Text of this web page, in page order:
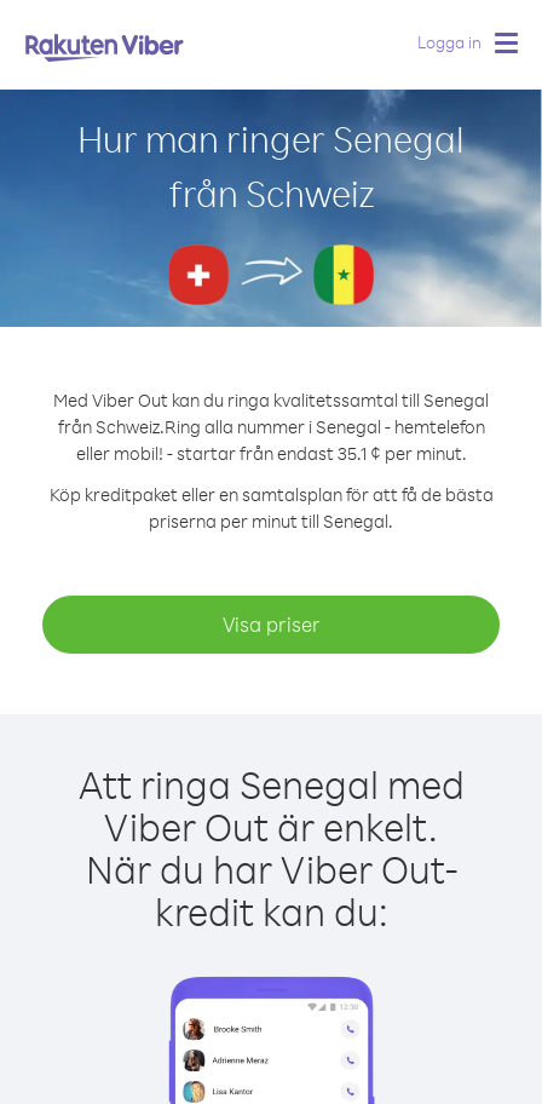
Logga in
Hur man ringer Senegal
från Schweiz
Med Viber Out kan du ringa kvalitetssamtal till Senegal
från Schweiz.Ring alla nummer i Senegal - hemtelefon
eller mobil! - startar från endast 35.1 ¢ per minut.
Köp kreditpaket eller en samtalsplan för att få de bästa
priserna per minut till Senegal.
Visa priser
Att ringa Senegal med
Viber Out är enkelt.
När du har Viber Out-
kredit kan du: